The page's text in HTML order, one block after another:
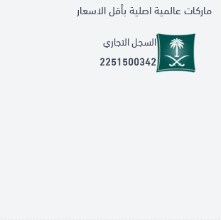
ماركات عالمية اصلية بأقل الاسعار
السجل التجاري
2251500342